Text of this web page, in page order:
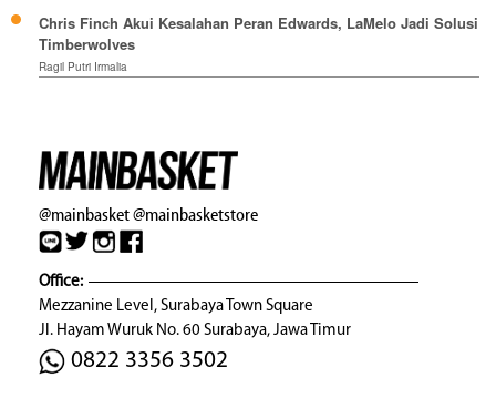
Chris Finch Akui Kesalahan Peran Edwards, LaMelo Jadi Solusi
Timberwolves
Ragil Putri Irmalia
@mainbasket@mainbasketstore
Office:
Mezzanine Level, Surabaya Town Square
Jl. Hayam Wuruk No. 60 Surabaya, Jawa Timur
0822 3356 3502